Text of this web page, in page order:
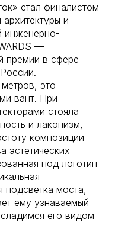
стал финалистом
и
инженерно-
—
премии в сфере
это
вант. При
стояла
и лаконизм,
композиции
эстетических
под логотип
подсветка моста,
ему узнаваемый
его видом